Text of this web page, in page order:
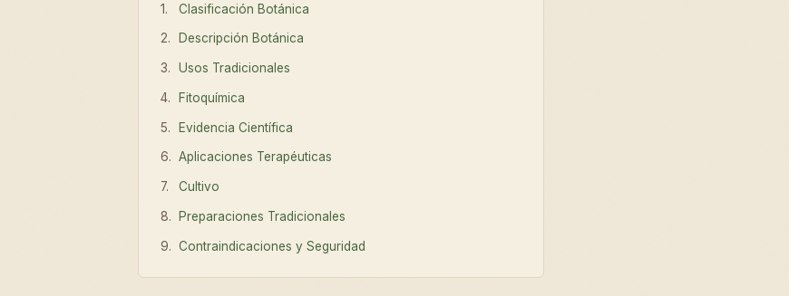
Clasificación Botánica
Descripción Botánica
Usos Tradicionales
Fitoquímica
Evidencia Científica
Aplicaciones Terapéuticas
Cultivo
Preparaciones Tradicionales
Contraindicaciones y Seguridad